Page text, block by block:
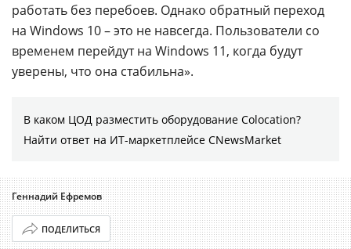
работать без перебоев. Однако обратный переход
на Windows 10 – это не навсегда. Пользователи со
временем перейдут на Windows 11, когда будут
уверены, что она стабильна».
В каком ЦОД разместить оборудование Colocation?
Найти ответ на ИТ-маркетплейсе CNewsMarket
Геннадий Ефремов
ПОДЕЛИТЬСЯ